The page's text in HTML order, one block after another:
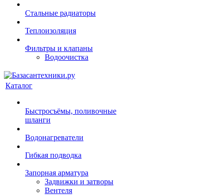
Стальные радиаторы
Теплоизоляция
Фильтры и клапаны
Водоочистка
Каталог
Быстросъёмы, поливочные
шланги
Водонагреватели
Гибкая подводка
Запорная арматура
Задвижки и затворы
Вентеля